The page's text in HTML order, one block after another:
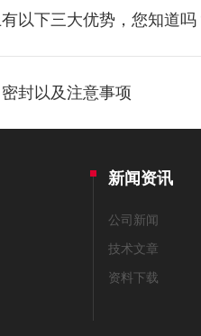
以下三大优势，您知道吗
封以及注意事项
新闻资讯
公司新闻
技术文章
资料下载